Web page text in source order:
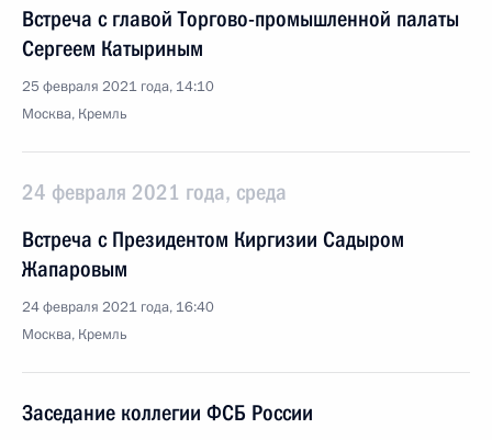
Встреча с главой Торгово-промышленной палаты
Сергеем Катыриным
25 февраля 2021 года, 14:10
Москва, Кремль
24 февраля 2021 года, среда
Встреча с Президентом Киргизии Садыром
Жапаровым
24 февраля 2021 года, 16:40
Москва, Кремль
Заседание коллегии ФСБ России